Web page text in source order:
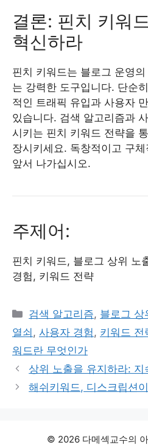
결론: 핀치 키워
혁신하라
핀치 키워드는 블로그 운영
는 강력한 도구입니다. 단순
적인 트래픽 유입과 사용자
있습니다. 검색 알고리즘과
시키는 핀치 키워드 전략을
장시키세요. 독창적이고 구
앞서 나가십시오.
주제어:
핀치 키워드, 블로그 상위 노
경험, 키워드 전략
Categories
검색 알고리즘, 블로그 상
열쇠 , 사용자 경험 , 키워드 전
워드란 무엇인가
상위 노출을 유지하라:
해쉬키워드, 디스크립션
© 2026 다메섹교수의